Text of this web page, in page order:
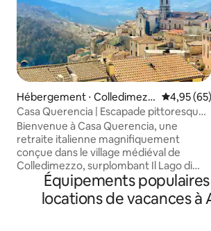
Hébergement ⋅ Colledimezz
o
4,95 (65)
Casa Querencia | Escapade pittoresque
au bord d'un lac italien
Bienvenue à Casa Querencia, une
retraite italienne magnifiquement
conçue dans le village médiéval de
Colledimezzo, surplombant Il Lago di
Bomba. Cette maison en pierre
restaurée avec amour offre quelque
chose de rare : une vue panoramique
Équipements
locations de vacances à